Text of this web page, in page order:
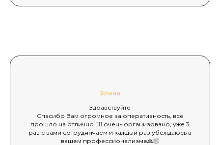
Элина
Здравствуйте
Спасибо Вам огромное за оперативность, все
прошло на отлично 👍🏻 очень организовано, уже 3
раз с вами сотрудничаем и каждый раз убеждаюсь в
вашем профессионализме🙏🏻